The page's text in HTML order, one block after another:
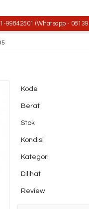
(Whatsapp -
Kode
Berat
Stok
Kondisi
Kategori
Dilihat
Review
Kursi kantor
*Harga Hubungi
Ready Stock